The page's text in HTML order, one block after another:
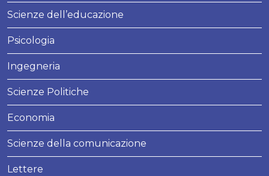
Scienze dell’educazione
Psicologia
Ingegneria
Scienze Politiche
Economia
Scienze della comunicazione
Lettere